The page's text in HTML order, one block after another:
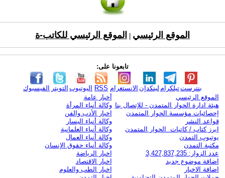
الموقع الرئيسي الموقع الرئيسي للكاتب-ة
تابعونا على:
الفيسبوك التويتر اليوتيوب RSS الانستغرام لينكدإن تيلكرامبنترست
الموقع الرئيسي
هيئة ادارة الحوار المتمدن - للإتصال بنا
إحصائيات مؤسسة الحوار المتمدن
قواعد النشر
ابرز كتاب / كاتبات الحوار المتمدن
يوتيوب التمدن
مكتبة التمدن
عدد الزوار: 3,427,837,235
اضافة موضوع جديد
اضافة الاخبار
أخبار عامة
وكالة أنباء المرأة
اخبار الأدب والفن
وكالة أنباء اليسار
وكالة أنباء العلمانية
وكالة أنباء العمال
وكالة أنباء حقوق الإنسان
اخبار الرياضة
اخبار الاقتصاد
اخبار الطب والعلوم